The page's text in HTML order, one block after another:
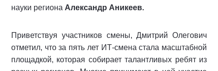
науки региона Александр Аникеев.
Приветствуя участников смены, Дмитрий Олегович
отметил, что за пять лет ИТ-смена стала масштабной
площадкой, которая собирает талантливых ребят из